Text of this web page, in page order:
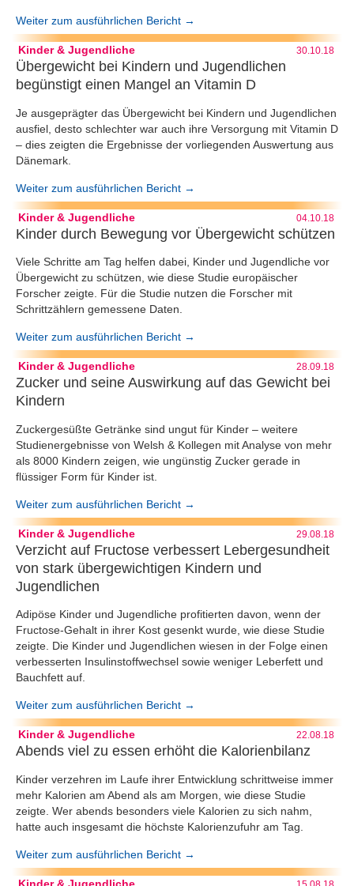
Weiter zum ausführlichen Bericht →
Kinder & Jugendliche 30.10.18
Übergewicht bei Kindern und Jugendlichen
begünstigt einen Mangel an Vitamin D
Je ausgeprägter das Übergewicht bei Kindern und Jugendlichen
ausfiel, desto schlechter war auch ihre Versorgung mit Vitamin D
– dies zeigten die Ergebnisse der vorliegenden Auswertung aus
Dänemark.
Weiter zum ausführlichen Bericht →
Kinder & Jugendliche 04.10.18
Kinder durch Bewegung vor Übergewicht schützen
Viele Schritte am Tag helfen dabei, Kinder und Jugendliche vor
Übergewicht zu schützen, wie diese Studie europäischer
Forscher zeigte. Für die Studie nutzen die Forscher mit
Schrittzählern gemessene Daten.
Weiter zum ausführlichen Bericht →
Kinder & Jugendliche 28.09.18
Zucker und seine Auswirkung auf das Gewicht bei
Kindern
Zuckergesüßte Getränke sind ungut für Kinder – weitere
Studienergebnisse von Welsh & Kollegen mit Analyse von mehr
als 8000 Kindern zeigen, wie ungünstig Zucker gerade in
flüssiger Form für Kinder ist.
Weiter zum ausführlichen Bericht →
Kinder & Jugendliche 29.08.18
Verzicht auf Fructose verbessert Lebergesundheit
von stark übergewichtigen Kindern und
Jugendlichen
Adipöse Kinder und Jugendliche profitierten davon, wenn der
Fructose-Gehalt in ihrer Kost gesenkt wurde, wie diese Studie
zeigte. Die Kinder und Jugendlichen wiesen in der Folge einen
verbesserten Insulinstoffwechsel sowie weniger Leberfett und
Bauchfett auf.
Weiter zum ausführlichen Bericht →
Kinder & Jugendliche 22.08.18
Abends viel zu essen erhöht die Kalorienbilanz
Kinder verzehren im Laufe ihrer Entwicklung schrittweise immer
mehr Kalorien am Abend als am Morgen, wie diese Studie
zeigte. Wer abends besonders viele Kalorien zu sich nahm,
hatte auch insgesamt die höchste Kalorienzufuhr am Tag.
Weiter zum ausführlichen Bericht →
Kinder & Jugendliche